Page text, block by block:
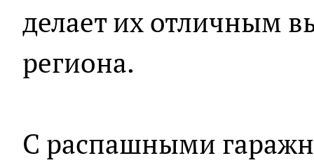
делает их отличным
региона.
С распашными